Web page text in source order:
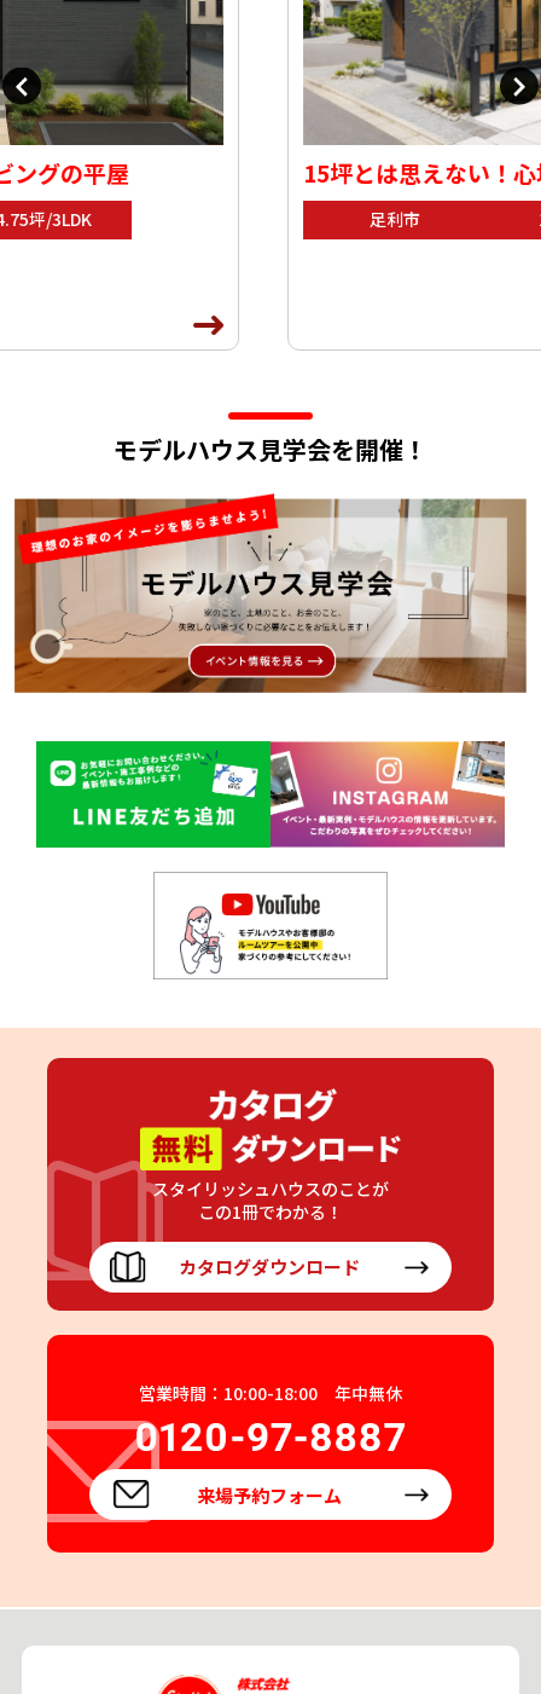
15坪とは思えない！心地よく暮らせる平屋
モデルハウス見学会を開催！
スタイリッシュハウスのことが
この1冊でわかる！
カタログダウンロード
営業時間：10:00-18:00 年中無休
来場予約フォーム